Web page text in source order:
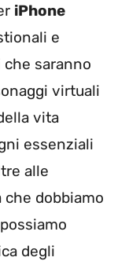
iPhone
e
saranno
virtuali
vita
essenziali
alle
dobbiamo
degli